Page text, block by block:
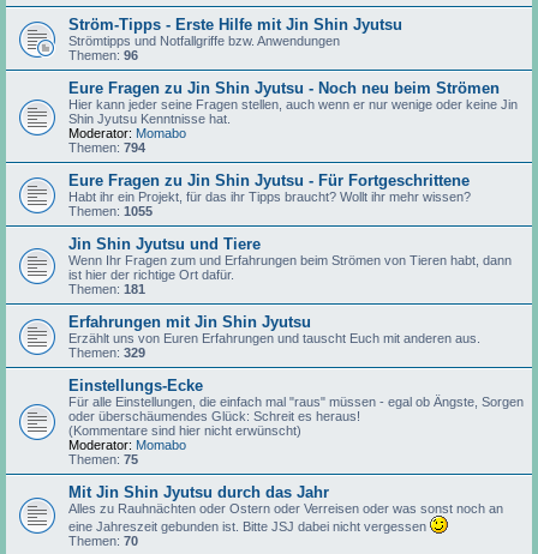
Ström-Tipps - Erste Hilfe mit Jin Shin Jyutsu
Strömtipps und Notfallgriffe bzw. Anwendungen
Themen: 96
Eure Fragen zu Jin Shin Jyutsu - Noch neu beim Strömen
Hier kann jeder seine Fragen stellen, auch wenn er nur wenige oder keine Jin
Shin Jyutsu Kenntnisse hat.
Moderator: Momabo
Themen: 794
Eure Fragen zu Jin Shin Jyutsu - Für Fortgeschrittene
Habt ihr ein Projekt, für das ihr Tipps braucht? Wollt ihr mehr wissen?
Themen: 1055
Jin Shin Jyutsu und Tiere
Wenn Ihr Fragen zum und Erfahrungen beim Strömen von Tieren habt, dann
ist hier der richtige Ort dafür.
Themen: 181
Erfahrungen mit Jin Shin Jyutsu
Erzählt uns von Euren Erfahrungen und tauscht Euch mit anderen aus.
Themen: 329
Einstellungs-Ecke
Für alle Einstellungen, die einfach mal "raus" müssen - egal ob Ängste, Sorgen
oder überschäumendes Glück: Schreit es heraus!
(Kommentare sind hier nicht erwünscht)
Moderator: Momabo
Themen: 75
Mit Jin Shin Jyutsu durch das Jahr
Alles zu Rauhnächten oder Ostern oder Verreisen oder was sonst noch an
eine Jahreszeit gebunden ist. Bitte JSJ dabei nicht vergessen
Themen: 70